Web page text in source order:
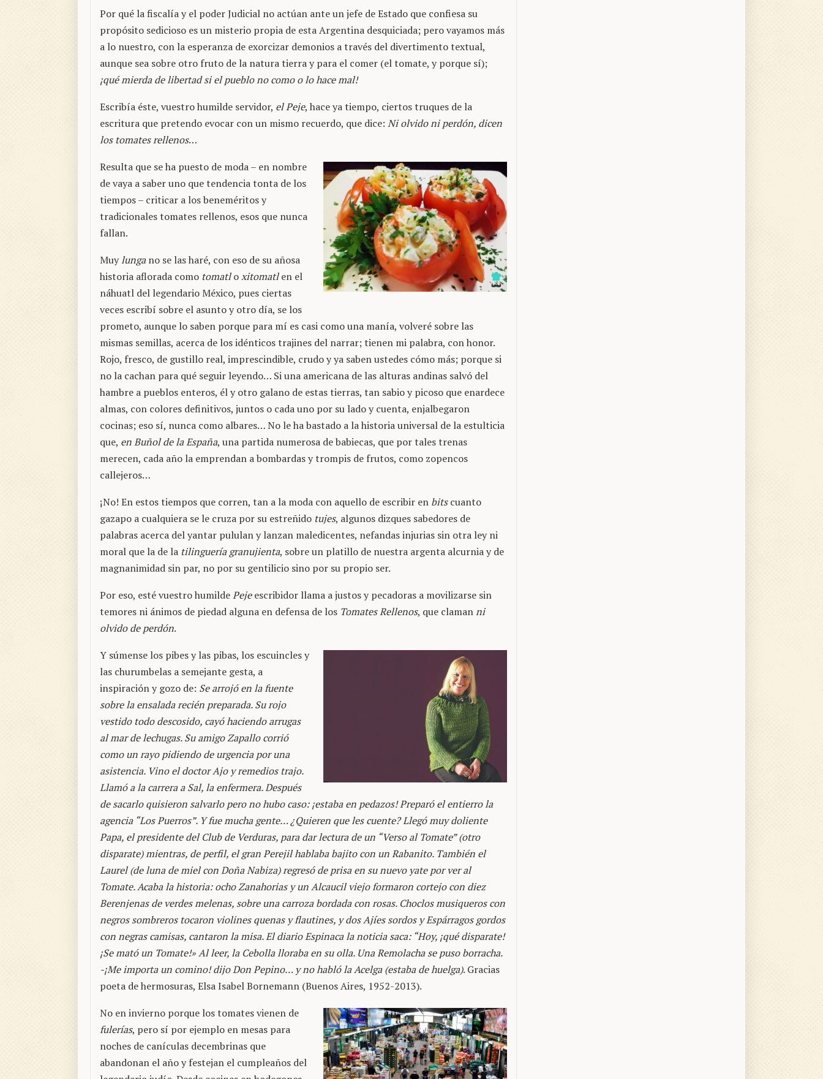
Por qué la fiscalía y el poder Judicial no actúan ante un jefe de Estado que confiesa su
propósito sedicioso es un misterio propia de esta Argentina desquiciada; pero vayamos más
a lo nuestro, con la esperanza de exorcizar demonios a través del divertimento textual,
aunque sea sobre otro fruto de la natura tierra y para el comer (el tomate, y porque sí);
¡qué mierda de libertad si el pueblo no como o lo hace mal!
Escribía éste, vuestro humilde servidor, el Peje, hace ya tiempo, ciertos truques de la
escritura que pretendo evocar con un mismo recuerdo, que dice: Ni olvido ni perdón, dicen
los tomates rellenos…
Resulta que se ha puesto de moda – en nombre
de vaya a saber uno que tendencia tonta de los
tiempos – criticar a los beneméritos y
tradicionales tomates rellenos, esos que nunca
fallan.
Muylungano se las haré, con eso de su añosa
historia aflorada como tomatloxitomatlen el
náhuatl del legendario México, pues ciertas
veces escribí sobre el asunto y otro día, se los
prometo, aunque lo saben porque para mí es casi como una manía, volveré sobre las
mismas semillas, acerca de los idénticos trajines del narrar; tienen mi palabra, con honor.
Rojo, fresco, de gustillo real, imprescindible, crudo y ya saben ustedes cómo más; porque si
no la cachan para qué seguir leyendo… Si una americana de las alturas andinas salvó del
hambre a pueblos enteros, él y otro galano de estas tierras, tan sabio y picoso que enardece
almas, con colores definitivos, juntos o cada uno por su lado y cuenta, enjalbegaron
cocinas; eso sí, nunca como albares… No le ha bastado a la historia universal de la estulticia
que, en Buñol de la España, una partida numerosa de babiecas, que por tales trenas
merecen, cada año la emprendan a bombardas y trompis de frutos, como zopencos
callejeros…
¡No! En estos tiempos que corren, tan a la moda con aquello de escribir en bitscuanto
gazapo a cualquiera se le cruza por su estreñido tujes, algunos dizques sabedores de
palabras acerca del yantar pululan y lanzan maledicentes, nefandas injurias sin otra ley ni
moral que la de la tilinguería granujienta, sobre un platillo de nuestra argenta alcurnia y de
magnanimidad sin par, no por su gentilicio sino por su propio ser.
Por eso, esté vuestro humildePejeescribidor llama a justos y pecadoras a movilizarse sin
temores ni ánimos de piedad alguna en defensa de los Tomates Rellenos, que clamanni
olvido de perdón.
Y súmense los pibes y las pibas, los escuincles y
las churumbelas a semejante gesta, a
inspiración y gozo de: Se arrojó en la fuente
sobre la ensalada recién preparada. Su rojo
vestido todo descosido, cayó haciendo arrugas
al mar de lechugas. Su amigo Zapallo corrió
como un rayo pidiendo de urgencia por una
asistencia. Vino el doctor Ajo y remedios trajo.
Llamó a la carrera a Sal, la enfermera. Después
de sacarlo quisieron salvarlo pero no hubo caso: ¡estaba en pedazos! Preparó el entierro la
agencia “Los Puerros”. Y fue mucha gente… ¿Quieren que les cuente? Llegó muy doliente
Papa, el presidente del Club de Verduras, para dar lectura de un “Verso al Tomate” (otro
disparate) mientras, de perfil, el gran Perejil hablaba bajito con un Rabanito. También el
Laurel (de luna de miel con Doña Nabiza) regresó de prisa en su nuevo yate por ver al
Tomate. Acaba la historia: ocho Zanahorias y un Alcaucil viejo formaron cortejo con diez
Berenjenas de verdes melenas, sobre una carroza bordada con rosas. Choclos musiqueros con
negros sombreros tocaron violines quenas y flautines, y dos Ajíes sordos y Espárragos gordos
con negras camisas, cantaron la misa. El diario Espinaca la noticia saca: “Hoy, ¡qué disparate!
¡Se mató un Tomate!» Al leer, la Cebolla lloraba en su olla. Una Remolacha se puso borracha.
-¡Me importa un comino! dijo Don Pepino… y no habló la Acelga (estaba de huelga). Gracias
poeta de hermosuras, Elsa Isabel Bornemann (Buenos Aires, 1952-2013).
No en invierno porque los tomates vienen de
fulerías, pero sí por ejemplo en mesas para
noches de canículas decembrinas que
abandonan el año y festejan el cumpleaños del